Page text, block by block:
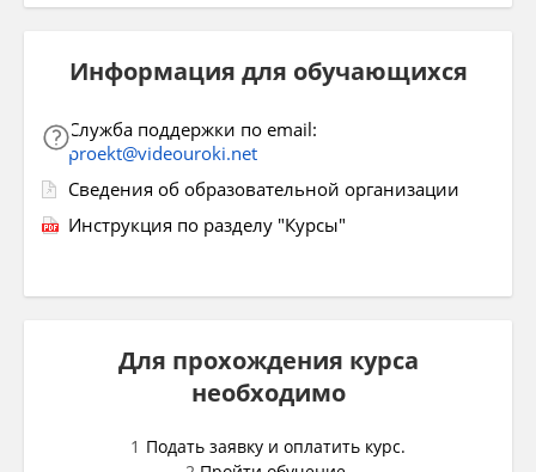
Информация для обучающихся
Служба поддержки по email:
proekt@videouroki.net
Сведения об образовательной организации
Инструкция по разделу "Курсы"
Для прохождения курса
необходимо
Подать заявку и оплатить курс.